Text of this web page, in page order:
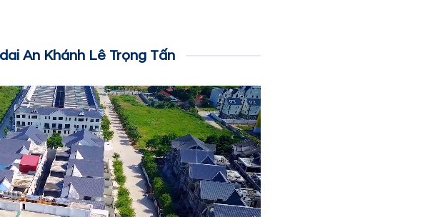
An Khánh Lê Trọng Tấn